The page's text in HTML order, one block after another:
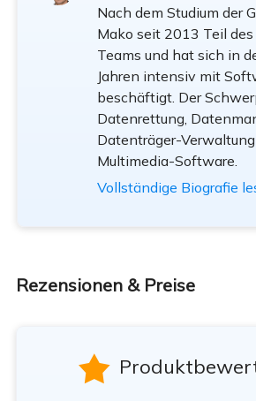
Nach dem Studium der
Mako seit 2013 Teil des
Teams und hat sich in
Jahren intensiv mit
beschäftigt. Der
Datenrettung,
Datenträger-
Multimedia-Software.
Vollständige Biografie
Rezensionen & Preise
